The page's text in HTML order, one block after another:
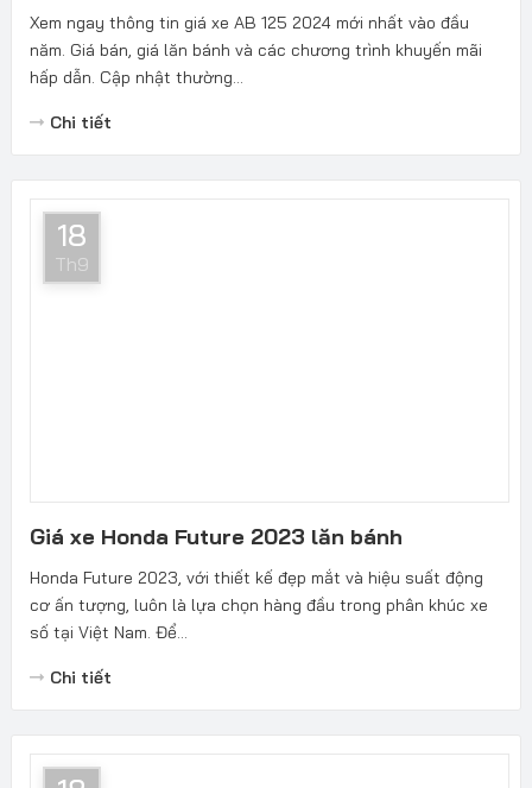
Xem ngay thông tin giá xe AB 125 2024 mới nhất vào đầu
năm. Giá bán, giá lăn bánh và các chương trình khuyến mãi
hấp dẫn. Cập nhật thường...
Chi tiết
18
Th9
Giá xe Honda Future 2023 lăn bánh
Honda Future 2023, với thiết kế đẹp mắt và hiệu suất động
cơ ấn tượng, luôn là lựa chọn hàng đầu trong phân khúc xe
số tại Việt Nam. Để...
Chi tiết